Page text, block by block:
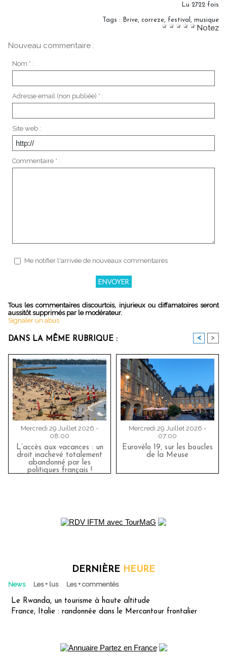
Lu 2722 fois
Tags : Brive, correze, festival , musique
Notez
Nouveau commentaire :
Nom * :
Adresse email (non publiée) * :
Site web :
Commentaire * :
Me notifier l'arrivée de nouveaux commentaires
Tous les commentaires discourtois, injurieux ou diffamatoires seront
aussitôt supprimés par le modérateur.
Signaler un abus
DANS LA MÊME RUBRIQUE : < >
Mercredi 29 Juillet 2026 -
08:00
L’accès aux vacances : un
droit inachevé totalement
abandonné par les
politiques français !
Mercredi 29 Juillet 2026 -
07:00
Eurovélo 19, sur les boucles
de la Meuse
DERNIÈRE HEURE
News Les + lus Les + commentés
Le Rwanda, un tourisme à haute altitude
France, Italie : randonnée dans le Mercantour frontalier